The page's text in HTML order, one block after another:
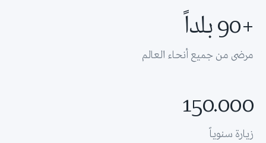
+90 بلداً
مرضى من جميع أنحاء العالم
150.000
زيارة سنوياً